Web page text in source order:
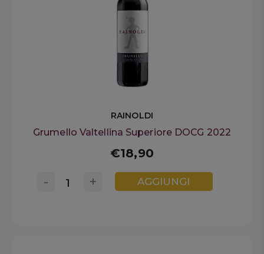
RAINOLDI
Grumello Valtellina Superiore DOCG 2022
€18,90
+
- AGGIUNGI